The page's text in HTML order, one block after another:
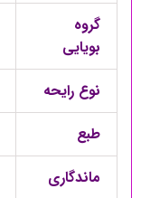
گروه
بویایی
نوع رایحه
طبع
ماندگاری